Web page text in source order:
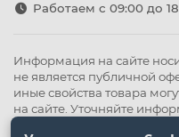
Работаем с 09:00 до
Информация на сайте
не является публичной
иные свойства товара
на сайте. Уточняйте